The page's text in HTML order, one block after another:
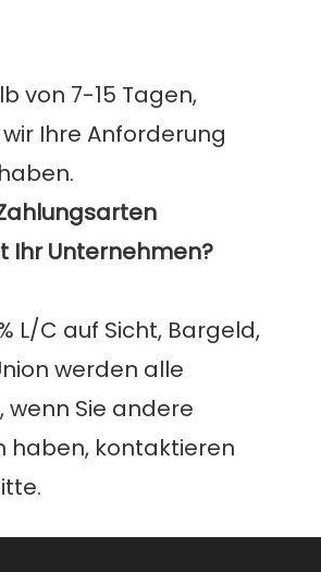
von 7-15 Tagen,
Ihre Anforderung
L/C auf Sicht, Bargeld,
werden alle
wenn Sie andere
haben, kontaktieren